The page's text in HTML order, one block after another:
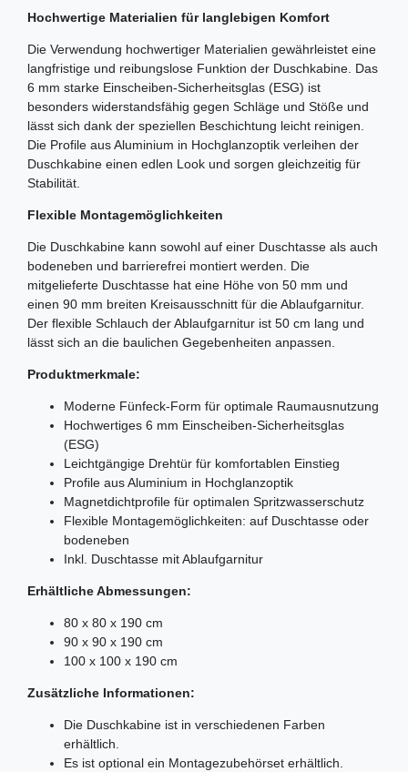
Hochwertige Materialien für langlebigen Komfort
Die Verwendung hochwertiger Materialien gewährleistet eine
langfristige und reibungslose Funktion der Duschkabine. Das
6 mm starke Einscheiben-Sicherheitsglas (ESG) ist
besonders widerstandsfähig gegen Schläge und Stöße und
lässt sich dank der speziellen Beschichtung leicht reinigen.
Die Profile aus Aluminium in Hochglanzoptik verleihen der
Duschkabine einen edlen Look und sorgen gleichzeitig für
Stabilität.
Flexible Montagemöglichkeiten
Die Duschkabine kann sowohl auf einer Duschtasse als auch
bodeneben und barrierefrei montiert werden. Die
mitgelieferte Duschtasse hat eine Höhe von 50 mm und
einen 90 mm breiten Kreisausschnitt für die Ablaufgarnitur.
Der flexible Schlauch der Ablaufgarnitur ist 50 cm lang und
lässt sich an die baulichen Gegebenheiten anpassen.
Produktmerkmale:
Moderne Fünfeck-Form für optimale Raumausnutzung
Hochwertiges 6 mm Einscheiben-Sicherheitsglas
(ESG)
Leichtgängige Drehtür für komfortablen Einstieg
Profile aus Aluminium in Hochglanzoptik
Magnetdichtprofile für optimalen Spritzwasserschutz
Flexible Montagemöglichkeiten: auf Duschtasse oder
bodeneben
Inkl. Duschtasse mit Ablaufgarnitur
Erhältliche Abmessungen:
80 x 80 x 190 cm
90 x 90 x 190 cm
100 x 100 x 190 cm
Zusätzliche Informationen:
Die Duschkabine ist in verschiedenen Farben
erhältlich.
Es ist optional ein Montagezubehörset erhältlich.